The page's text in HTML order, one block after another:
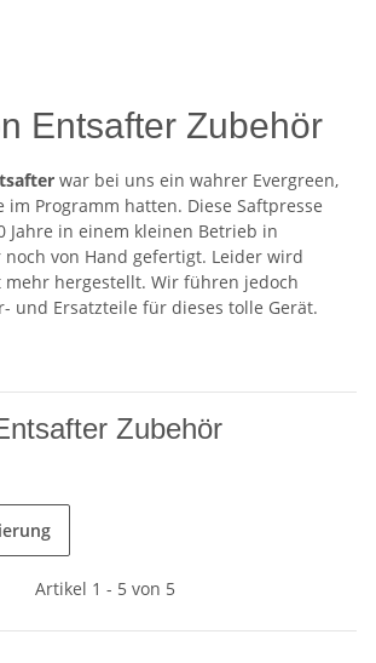
Entsafter Zubehör
war bei uns ein wahrer Evergreen,
im Programm hatten. Diese Saftpresse
Jahre in einem kleinen Betrieb in
von Hand gefertigt. Leider wird
mehr hergestellt. Wir führen jedoch
und Ersatzteile für dieses tolle Gerät.
Zubehör
Artikel 1 - 5 von 5